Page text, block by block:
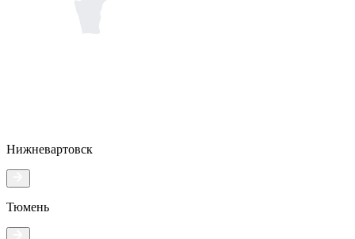
Нижневартовск
Тюмень